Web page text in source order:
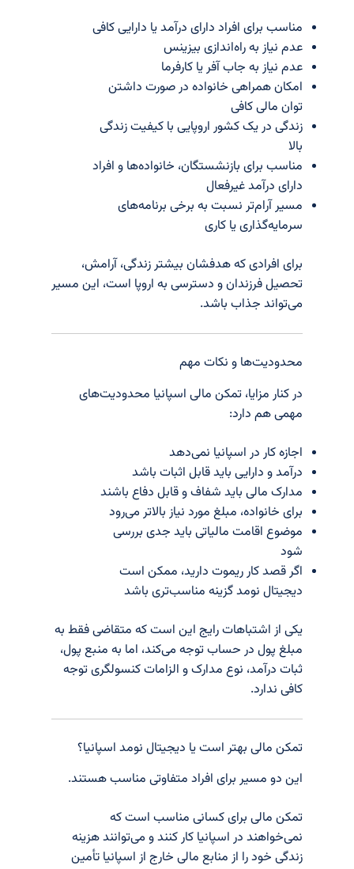
مناسب برای افراد دارای درآمد یا دارایی کافی
عدم نیاز به راه‌اندازی بیزینس
عدم نیاز به جاب آفر یا کارفرما
امکان همراهی خانواده در صورت داشتن
توان مالی کافی
زندگی در یک کشور اروپایی با کیفیت زندگی
مناسب برای بازنشستگان، خانواده‌ها و افراد
دارای درآمد غیرفعال
مسیر آرام‌تر نسبت به برخی برنامه‌های
سرمایه‌گذاری یا کاری
برای افرادی که هدفشان بیشتر زندگی، آرامش،
تحصیل فرزندان و دسترسی به اروپا است، این مسیر
می‌تواند جذاب باشد.
محدودیت‌ها و نکات مهم
در کنار مزایا، تمکن مالی اسپانیا محدودیت‌های
مهمی هم دارد:
اجازه کار در اسپانیا نمی‌دهد
درآمد و دارایی باید قابل اثبات باشد
مدارک مالی باید شفاف و قابل دفاع باشند
برای خانواده، مبلغ مورد نیاز بالاتر می‌رود
موضوع اقامت مالیاتی باید جدی بررسی
اگر قصد کار ریموت دارید، ممکن است
دیجیتال نومد گزینه مناسب‌تری باشد
یکی از اشتباهات رایج این است که متقاضی فقط به
مبلغ پول در حساب توجه می‌کند، اما به منبع پول،
ثبات درآمد، نوع مدارک و الزامات کنسولگری توجه
کافی ندارد.
تمکن مالی بهتر است یا دیجیتال نومد اسپانیا؟
این دو مسیر برای افراد متفاوتی مناسب هستند.
تمکن مالی برای کسانی مناسب است که
نمی‌خواهند در اسپانیا کار کنند و می‌توانند هزینه
زندگی خود را از منابع مالی خارج از اسپانیا تأمین